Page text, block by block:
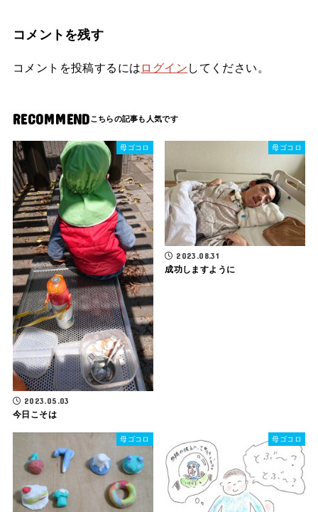
コメントを残す
コメントを投稿するには ログイン してください。
RECOMMEND
母ゴコロ
2023.05.03
今日こそは
母ゴコロ
2023.08.31
成功しますように
母ゴコロ 母ゴコロ